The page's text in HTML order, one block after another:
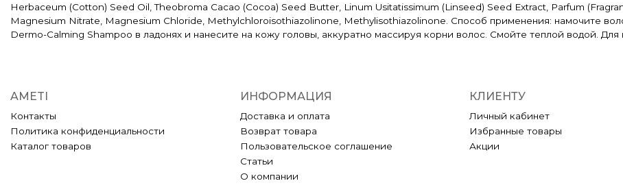
Herbaceum (Cotton) Seed Oil, Theobroma Cacao (Cocoa) Seed Butter, Linum Usitatissimum (Linseed) Seed Extract, Parfum
Magnesium Nitrate, Magnesium Chloride, Methylchloroisothiazolinone, Methylisothiazolinone. Способ применения: намочите
Dermo-Calming Shampoo в ладонях и нанесите на кожу головы, аккуратно массируя корни волос. Смойте теплой водой.
AMETI
Контакты
Политика конфиденциальности
Каталог товаров
ИНФОРМАЦИЯ
Доставка и оплата
Возврат товара
Пользовательское соглашение
Статьи
О компании
КЛИЕНТУ
Личный кабинет
Избранные товары
Акции